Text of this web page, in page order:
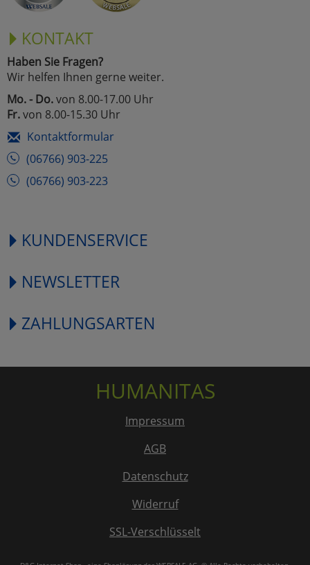
KONTAKT
Haben Sie Fragen?
Wir helfen Ihnen gerne weiter.
Mo. - Do.von 8.00-17.00 Uhr
Fr.von 8.00-15.30 Uhr
Kontaktformular
(06766) 903-225
(06766) 903-223
KUNDENSERVICE
NEWSLETTER
ZAHLUNGSARTEN
HUMANITAS
Impressum
AGB
Datenschutz
Widerruf
SSL-Verschlüsselt